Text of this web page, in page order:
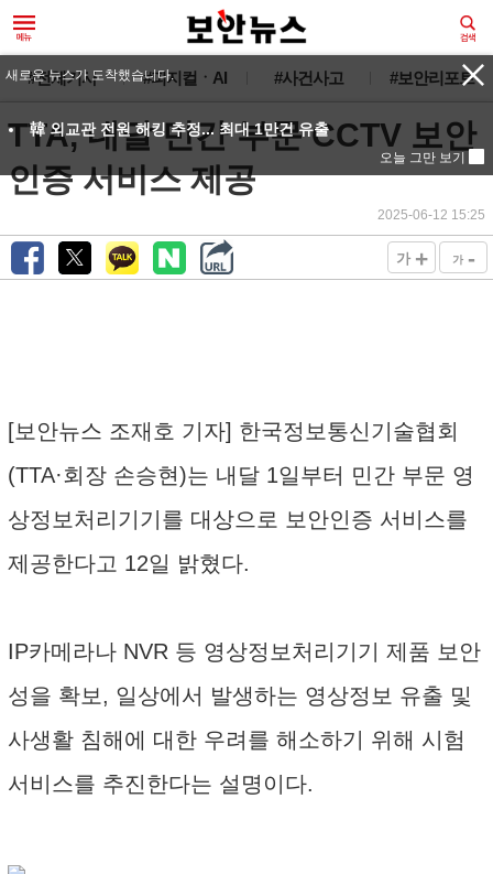
#전체기사 #피지컬ㆍAI #사건사고 #보안리포트
TTA, 내달 민간 부문 CCTV 보안
인증 서비스 제공
2025-06-12 15:25
가 + 가 -
[보안뉴스 조재호 기자] 한국정보통신기술협회
(TTA·회장 손승현)는 내달 1일부터 민간 부문 영
상정보처리기기를 대상으로 보안인증 서비스를
제공한다고 12일 밝혔다.
IP카메라나 NVR 등 영상정보처리기기 제품 보안
성을 확보, 일상에서 발생하는 영상정보 유출 및
사생활 침해에 대한 우려를 해소하기 위해 시험
서비스를 추진한다는 설명이다.
새로운 뉴스가 도착했습니다.
韓 외교관 전원 해킹 추정... 최대 1만건 유출
오늘 그만 보기